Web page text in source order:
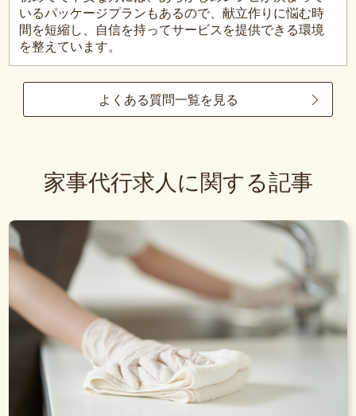
いるパッケージプランもあるので、献立作りに悩む時
間を短縮し、自信を持ってサービスを提供できる環境
を整えています。
よくある質問一覧を見る
家事代行求人に関する記事